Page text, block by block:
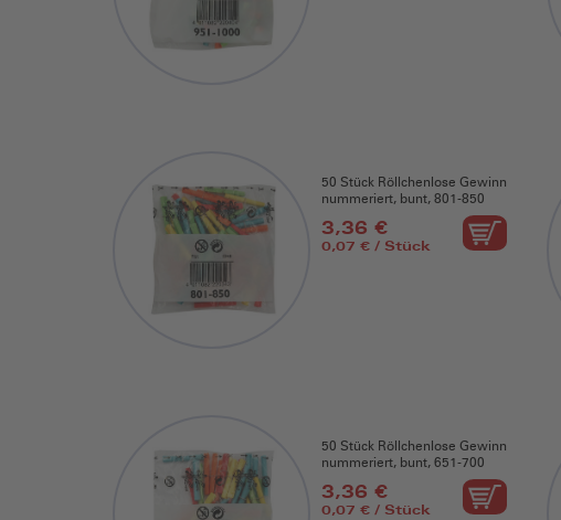
50 Stück Röllchenlose Gewinn
nummeriert, bunt, 801-850
3,36 €
0,07 € / Stück
50 Stück Röllchenlose Gewinn
nummeriert, bunt, 651-700
3,36 €
0,07 € / Stück